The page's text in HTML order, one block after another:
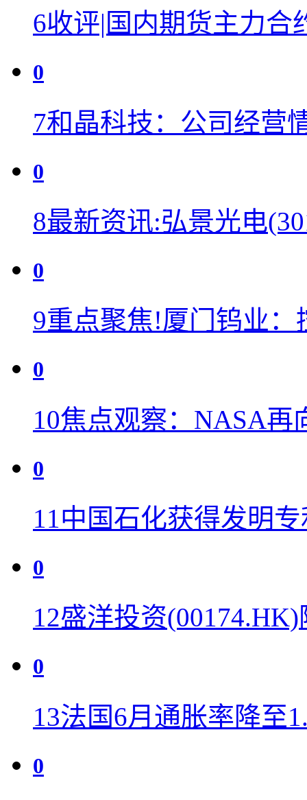
6收评|国内期货主力合
0
7和晶科技：公司经营
0
8最新资讯:弘景光电
0
9重点聚焦!厦门钨业：
0
10焦点观察：NASA再
0
11中国石化获得发明
0
12盛洋投资
0
13法国6月通胀率降至
0